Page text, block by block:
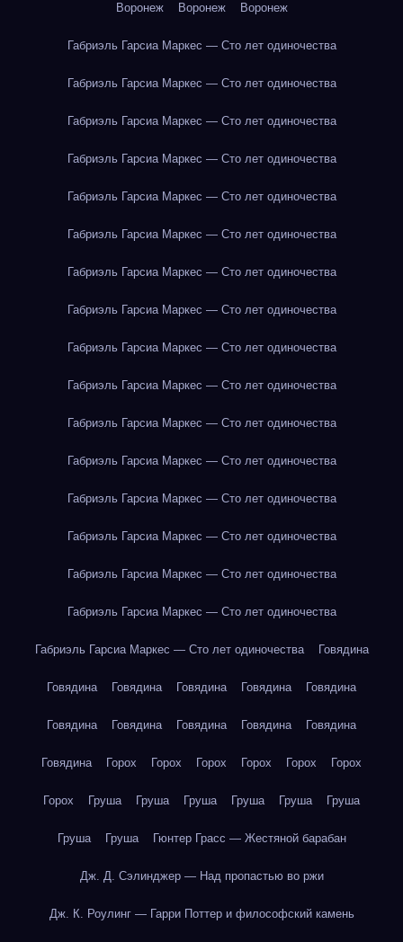
Воронеж Воронеж Воронеж
Габриэль Гарсиа Маркес — Сто лет одиночества
Габриэль Гарсиа Маркес — Сто лет одиночества
Габриэль Гарсиа Маркес — Сто лет одиночества
Габриэль Гарсиа Маркес — Сто лет одиночества
Габриэль Гарсиа Маркес — Сто лет одиночества
Габриэль Гарсиа Маркес — Сто лет одиночества
Габриэль Гарсиа Маркес — Сто лет одиночества
Габриэль Гарсиа Маркес — Сто лет одиночества
Габриэль Гарсиа Маркес — Сто лет одиночества
Габриэль Гарсиа Маркес — Сто лет одиночества
Габриэль Гарсиа Маркес — Сто лет одиночества
Габриэль Гарсиа Маркес — Сто лет одиночества
Габриэль Гарсиа Маркес — Сто лет одиночества
Габриэль Гарсиа Маркес — Сто лет одиночества
Габриэль Гарсиа Маркес — Сто лет одиночества
Габриэль Гарсиа Маркес — Сто лет одиночества
Габриэль Гарсиа Маркес — Сто лет одиночества Говядина
Говядина Говядина Говядина Говядина Говядина
Говядина Говядина Говядина Говядина Говядина
Говядина Горох Горох Горох Горох Горох Горох
Горох Груша Груша Груша Груша Груша Груша
Груша Груша Гюнтер Грасс — Жестяной барабан
Дж. Д. Сэлинджер — Над пропастью во ржи
Дж. К. Роулинг — Гарри Поттер и философский камень